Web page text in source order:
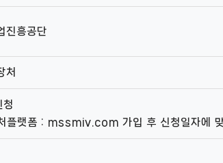
진흥공단
처
플랫폼 : mssmiv.com 가입 후 신청일자에